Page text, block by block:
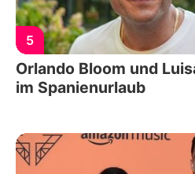
5
Orlando Bloom und
im Spanienurlaub